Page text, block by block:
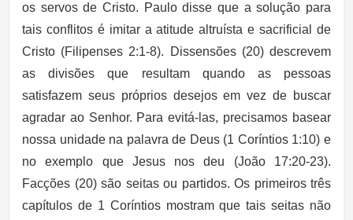
os servos de Cristo. Paulo disse que a solução para
tais conflitos é imitar a atitude altruísta e sacrificial de
Cristo (Filipenses 2:1-8). Dissensões (20) descrevem
as divisões que resultam quando as pessoas
satisfazem seus próprios desejos em vez de buscar
agradar ao Senhor. Para evitá-las, precisamos basear
nossa unidade na palavra de Deus (1 Coríntios 1:10) e
no exemplo que Jesus nos deu (João 17:20-23).
Facções (20) são seitas ou partidos. Os primeiros três
capítulos de 1 Coríntios mostram que tais seitas não